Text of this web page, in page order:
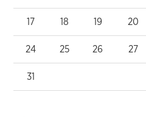
17 18 19 20
24 25 26 27
31